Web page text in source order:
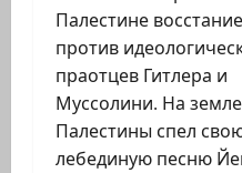
Палестине восстание
против
праотцев Гитлера и
Муссолини. На земле
Палестины спел
лебединую песню